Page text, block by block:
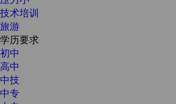
技术培训
旅游
学历要求
初中
高中
中技
中专